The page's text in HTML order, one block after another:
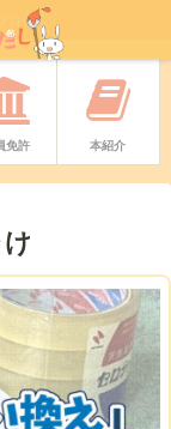
ログ －
免許 本紹介